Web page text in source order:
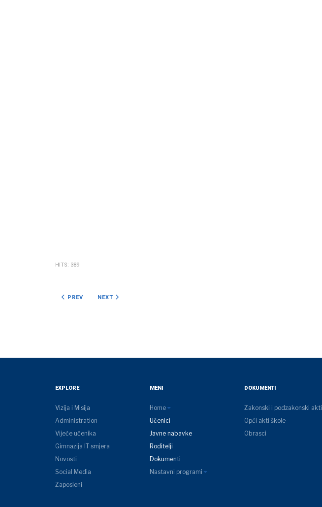
HITS: 389
PREVIOUS ARTICLE: NJEMAČKI JEZIK
PREV NEXT ARTICLE: LIKOVNA KULTURA
NEXT
EXPLORE
Vizija i Misija
Administration
Vijeće učenika
Gimnazija IT smjera
Novosti
Social Media
Zaposleni
MENI
Home
Učenici
Javne nabavke
Roditelji
Dokumenti
Nastavni programi
DOKUMENTI
Zakonski i podzakonski akti
Opći akti škole
Obrasci